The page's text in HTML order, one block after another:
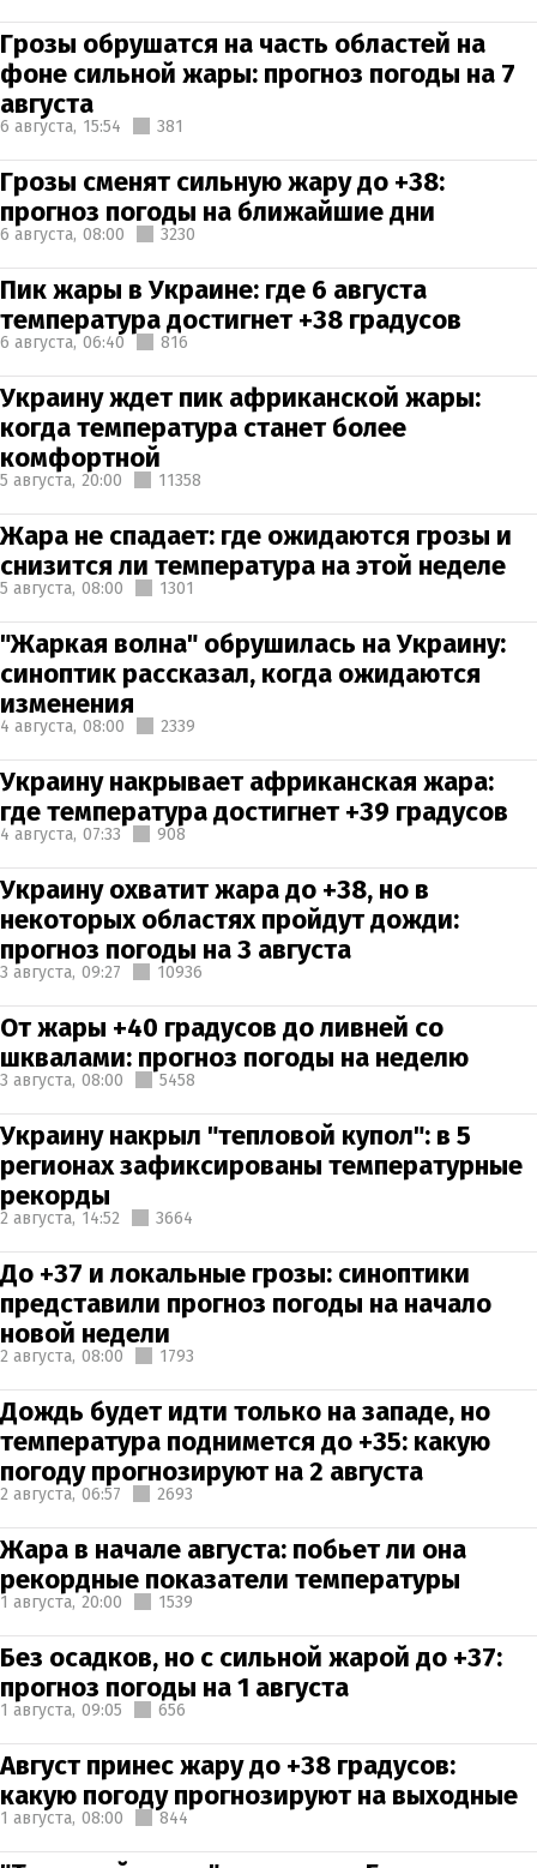
Грозы обрушатся на часть областей на
фоне сильной жары: прогноз погоды на 7
августа
6 августа, 15:54 381
Грозы сменят сильную жару до +38:
прогноз погоды на ближайшие дни
6 августа, 08:00 3230
Пик жары в Украине: где 6 августа
температура достигнет +38 градусов
6 августа, 06:40 816
Украину ждет пик африканской жары:
когда температура станет более
комфортной
5 августа, 20:00 11358
Жара не спадает: где ожидаются грозы и
снизится ли температура на этой неделе
5 августа, 08:00 1301
"Жаркая волна" обрушилась на Украину:
синоптик рассказал, когда ожидаются
изменения
4 августа, 08:00 2339
Украину накрывает африканская жара:
где температура достигнет +39 градусов
4 августа, 07:33 908
Украину охватит жара до +38, но в
некоторых областях пройдут дожди:
прогноз погоды на 3 августа
3 августа, 09:27 10936
От жары +40 градусов до ливней со
шквалами: прогноз погоды на неделю
3 августа, 08:00 5458
Украину накрыл "тепловой купол": в 5
регионах зафиксированы температурные
рекорды
2 августа, 14:52 3664
До +37 и локальные грозы: синоптики
представили прогноз погоды на начало
новой недели
2 августа, 08:00 1793
Дождь будет идти только на западе, но
температура поднимется до +35: какую
погоду прогнозируют на 2 августа
2 августа, 06:57 2693
Жара в начале августа: побьет ли она
рекордные показатели температуры
1 августа, 20:00 1539
Без осадков, но с сильной жарой до +37:
прогноз погоды на 1 августа
1 августа, 09:05 656
Август принес жару до +38 градусов:
какую погоду прогнозируют на выходные
1 августа, 08:00 844